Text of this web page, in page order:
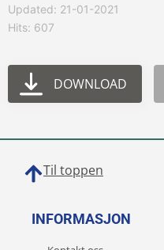
Updated: 21-01-2021
Hits: 607
DOWNLOAD
Til toppen
INFORMASJON